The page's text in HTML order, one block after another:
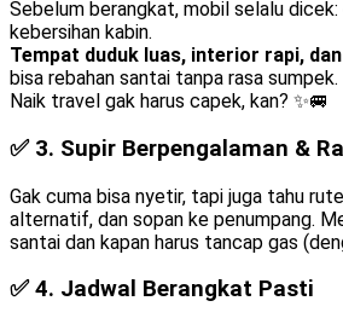
Sebelum berangkat, mobil selalu dicek:
kebersihan kabin.
Tempat duduk luas, interior rapi,
bisa rebahan santai tanpa rasa sumpek.
Naik travel gak harus capek, kan? ✨🚐
✅ 3. Supir Berpengalaman &
Gak cuma bisa nyetir, tapi juga tahu
alternatif, dan sopan ke penumpang.
santai dan kapan harus tancap gas
✅ 4. Jadwal Berangkat Pasti